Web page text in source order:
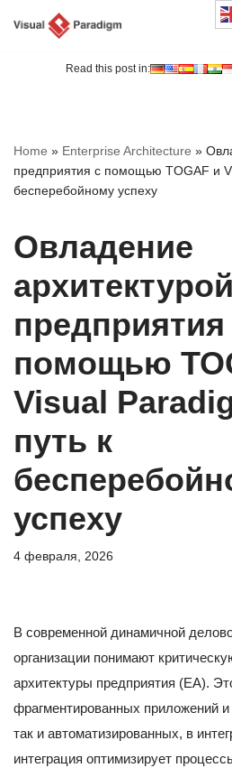
Read this post in:
Home » Enterprise Architecture »
предприятия с помощью TOGAF и
бесперебойному успеху
Овладение
архитектурой
предприятия
помощью
Visual
путь к
успеху
4 февраля, 2026
В современной динамичной
организации понимают
архитектуры предприятия (EA).
фрагментированных приложений
так и автоматизированных, в
интеграция оптимизирует